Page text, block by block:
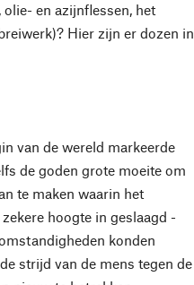
en azijnflessen, het
Hier zijn er dozen in
van de wereld markeerde
de goden grote moeite om
te maken waarin het
hoogte in geslaagd -
konden
strijd van de mens tegen de